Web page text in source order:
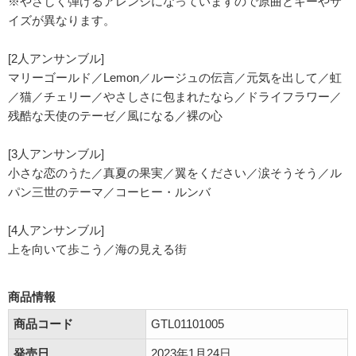
イズが異なります。
[2人アンサンブル]
マリーゴールド／Lemon／ルージュの伝言／元気を出して／虹
／猫／チェリー／やさしさに包まれたなら／ドライフラワー／
残酷な天使のテーゼ／風になる／裸の心
[3人アンサンブル]
小さな恋のうた／真夏の果実／翼をください／涙そうそう／ル
パン三世のテーマ／コーヒー・ルンバ
[4人アンサンブル]
上を向いて歩こう／海の見える街
商品情報
商品コード
GTL01101005
発売日 2023年1月24日